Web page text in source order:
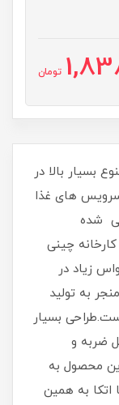
تومان
بسیار بالا در
سرویس های غذا
شده
چینی
زیاد در
به تولید
بسیار
ضربه و
محصول به
به همین